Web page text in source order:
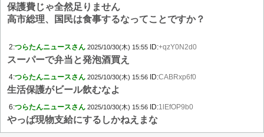
保護費じゃ全然足りません
高市総理、国民は食事するなってことですか？
2:つらたんニュースさん 2025/10/30(木) 15:55 ID:+qzY0N2d0
スーパーで弁当と発泡酒買え
4:つらたんニュースさん 2025/10/30(木) 15:56 ID:CABRxp6f0
生活保護がビール飲むなよ
6:つらたんニュースさん 2025/10/30(木) 15:56 ID:1lEfOP9b0
やっぱ現物支給にするしかねえまな